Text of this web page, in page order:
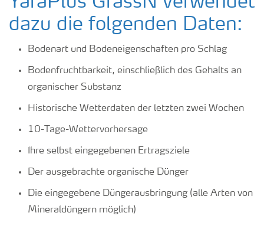
dazu die folgenden Daten:
Bodenart und Bodeneigenschaften pro Schlag
Bodenfruchtbarkeit, einschließlich des Gehalts an
organischer Substanz
Historische Wetterdaten der letzten zwei Wochen
10-Tage-Wettervorhersage
Ihre selbst eingegebenen Ertragsziele
Der ausgebrachte organische Dünger
Die eingegebene Düngerausbringung (alle Arten von
Mineraldüngern möglich)